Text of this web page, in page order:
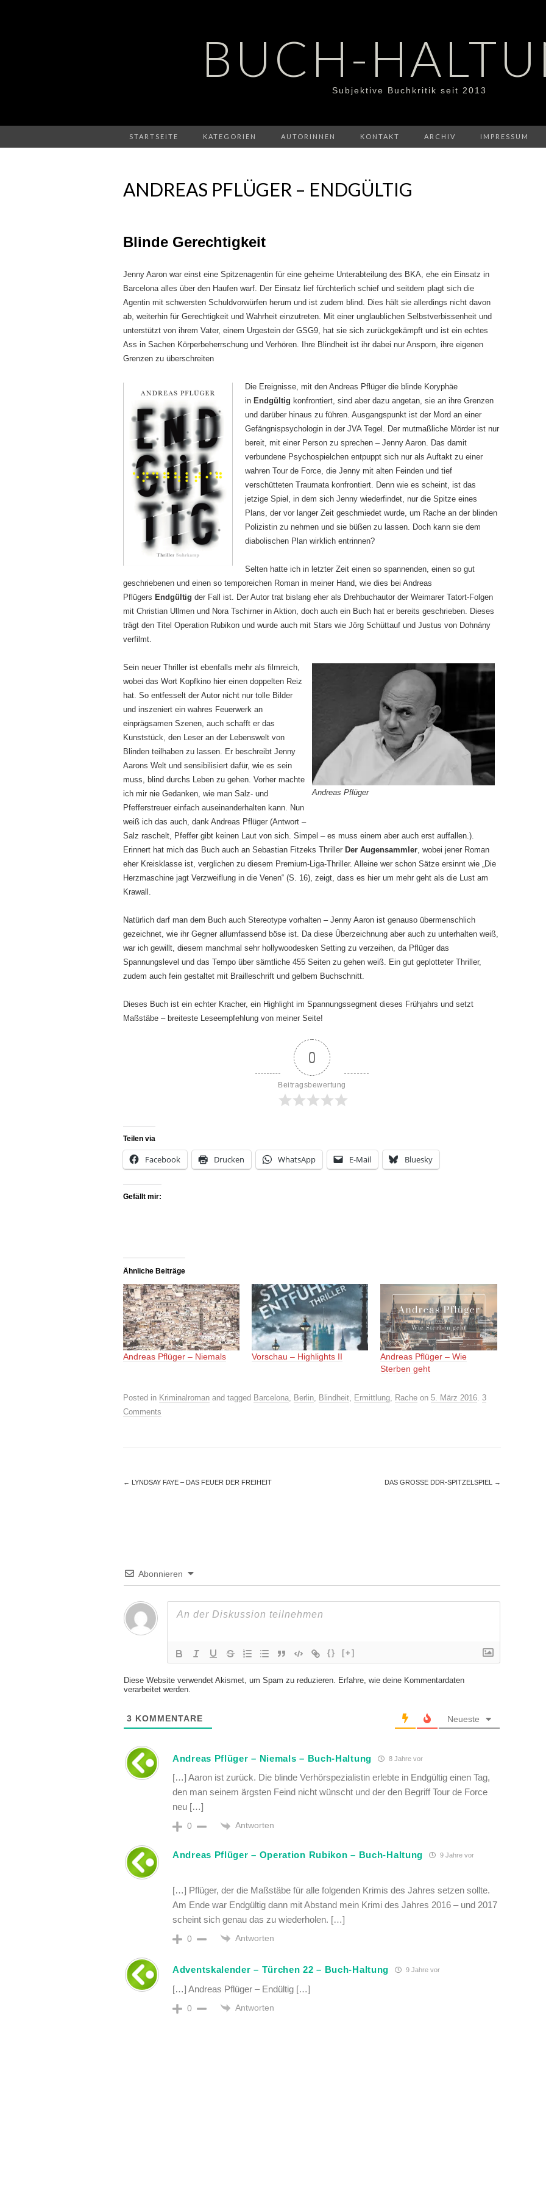
BUCH-
Subjektive Buchkritik seit 2013
STARTSEITE KATEGORIEN AUTORINNEN KONTAKT ARCHIV IMPRESSUM
ANDREAS PFLÜGER – ENDGÜLTIG
Blinde Gerechtigkeit
Jenny Aaron war einst eine Spitzenagentin für eine geheime Unterabteilung des BKA, ehe ein Einsatz in
Barcelona alles über den Haufen warf. Der Einsatz lief fürchterlich schief und seitdem plagt sich die
Agentin mit schwersten Schuldvorwürfen herum und ist zudem blind. Dies hält sie allerdings nicht davon
ab, weiterhin für Gerechtigkeit und Wahrheit einzutreten. Mit einer unglaublichen Selbstverbissenheit und
unterstützt von ihrem Vater, einem Urgestein der GSG9, hat sie sich zurückgekämpft und ist ein echtes
Ass in Sachen Körperbeherrschung und Verhören. Ihre Blindheit ist ihr dabei nur Ansporn, ihre eigenen
Grenzen zu überschreiten
Die Ereignisse, mit den Andreas Pflüger die blinde Koryphäe
in Endgültig konfrontiert, sind aber dazu angetan, sie an ihre Grenzen
und darüber hinaus zu führen. Ausgangspunkt ist der Mord an einer
Gefängnispsychologin in der JVA Tegel. Der mutmaßliche Mörder ist nur
bereit, mit einer Person zu sprechen – Jenny Aaron. Das damit
verbundene Psychospielchen entpuppt sich nur als Auftakt zu einer
wahren Tour de Force, die Jenny mit alten Feinden und tief
verschütteten Traumata konfrontiert. Denn wie es scheint, ist das
jetzige Spiel, in dem sich Jenny wiederfindet, nur die Spitze eines
Plans, der vor langer Zeit geschmiedet wurde, um Rache an der blinden
Polizistin zu nehmen und sie büßen zu lassen. Doch kann sie dem
diabolischen Plan wirklich entrinnen?
Selten hatte ich in letzter Zeit einen so spannenden, einen so gut
geschriebenen und einen so temporeichen Roman in meiner Hand, wie dies bei Andreas
Pflügers Endgültig der Fall ist. Der Autor trat bislang eher als Drehbuchautor der Weimarer Tatort-Folgen
mit Christian Ullmen und Nora Tschirner in Aktion, doch auch ein Buch hat er bereits geschrieben. Dieses
trägt den Titel Operation Rubikon und wurde auch mit Stars wie Jörg Schüttauf und Justus von Dohnány
verfilmt.
Andreas Pflüger
Sein neuer Thriller ist ebenfalls mehr als filmreich,
wobei das Wort Kopfkino hier einen doppelten Reiz
hat. So entfesselt der Autor nicht nur tolle Bilder
und inszeniert ein wahres Feuerwerk an
einprägsamen Szenen, auch schafft er das
Kunststück, den Leser an der Lebenswelt von
Blinden teilhaben zu lassen. Er beschreibt Jenny
Aarons Welt und sensibilisiert dafür, wie es sein
muss, blind durchs Leben zu gehen. Vorher machte
ich mir nie Gedanken, wie man Salz- und
Pfefferstreuer einfach auseinanderhalten kann. Nun
weiß ich das auch, dank Andreas Pflüger (Antwort –
Salz raschelt, Pfeffer gibt keinen Laut von sich. Simpel – es muss einem aber auch erst auffallen.).
Erinnert hat mich das Buch auch an Sebastian Fitzeks Thriller Der Augensammler, wobei jener Roman
eher Kreisklasse ist, verglichen zu diesem Premium-Liga-Thriller. Alleine wer schon Sätze ersinnt wie „Die
Herzmaschine jagt Verzweiflung in die Venen“ (S. 16), zeigt, dass es hier um mehr geht als die Lust am
Krawall.
Natürlich darf man dem Buch auch Stereotype vorhalten – Jenny Aaron ist genauso übermenschlich
gezeichnet, wie ihr Gegner allumfassend böse ist. Da diese Überzeichnung aber auch zu unterhalten weiß,
war ich gewillt, diesem manchmal sehr hollywoodesken Setting zu verzeihen, da Pflüger das
Spannungslevel und das Tempo über sämtliche 455 Seiten zu gehen weiß. Ein gut geplotteter Thriller,
zudem auch fein gestaltet mit Brailleschrift und gelbem Buchschnitt.
Dieses Buch ist ein echter Kracher, ein Highlight im Spannungssegment dieses Frühjahrs und setzt
Maßstäbe – breiteste Leseempfehlung von meiner Seite!
0
Beitragsbewertung
Teilen via
Facebook Drucken WhatsApp E-Mail Bluesky
Gefällt mir:
Ähnliche Beiträge
Andreas Pflüger – Niemals Vorschau – Highlights II
Andreas Pflüger – Wie
Sterben geht
Posted in Kriminalroman and tagged Barcelona, Berlin, Blindheit, Ermittlung, Rache on 5. März 2016. 3
Comments
← LYNDSAY FAYE – DAS FEUER DER FREIHEIT DAS GROSSE DDR-SPITZELSPIEL →
Abonnieren
{} [+]
Diese Website verwendet Akismet, um Spam zu reduzieren. Erfahre, wie deine Kommentardaten
verarbeitet werden.
3 KOMMENTARE Neueste
Andreas Pflüger – Niemals – Buch-Haltung 8 Jahre vor
[…] Aaron ist zurück. Die blinde Verhörspezialistin erlebte in Endgültig einen Tag,
den man seinem ärgsten Feind nicht wünscht und der den Begriff Tour de Force
neu […]
0 Antworten
Andreas Pflüger – Operation Rubikon – Buch-Haltung 9 Jahre vor
[…] Pflüger, der die Maßstäbe für alle folgenden Krimis des Jahres setzen sollte.
Am Ende war Endgültig dann mit Abstand mein Krimi des Jahres 2016 – und 2017
scheint sich genau das zu wiederholen. […]
0 Antworten
Adventskalender – Türchen 22 – Buch-Haltung 9 Jahre vor
[…] Andreas Pflüger – Endültig […]
0 Antworten